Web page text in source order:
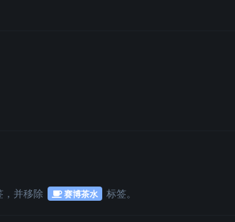
，并移除 赛博茶水 标签。